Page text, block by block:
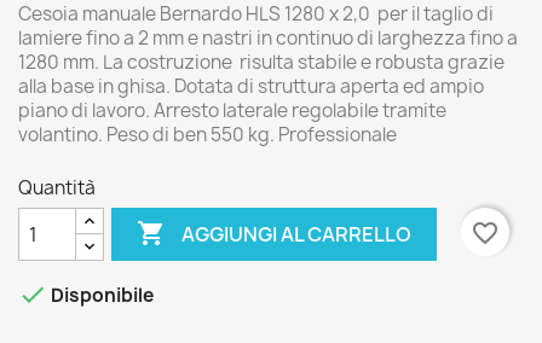
Cesoia manuale Bernardo HLS 1280 x 2,0 per il taglio di
lamiere fino a 2 mm e nastri in continuo di larghezza fino a
1280 mm. La costruzione risulta stabile e robusta grazie
alla base in ghisa. Dotata di struttura aperta ed ampio
piano di lavoro. Arresto laterale regolabile tramite
volantino. Peso di ben 550 kg. Professionale
Quantità
 AGGIUNGI AL CARRELLO favorite_border
 Disponibile